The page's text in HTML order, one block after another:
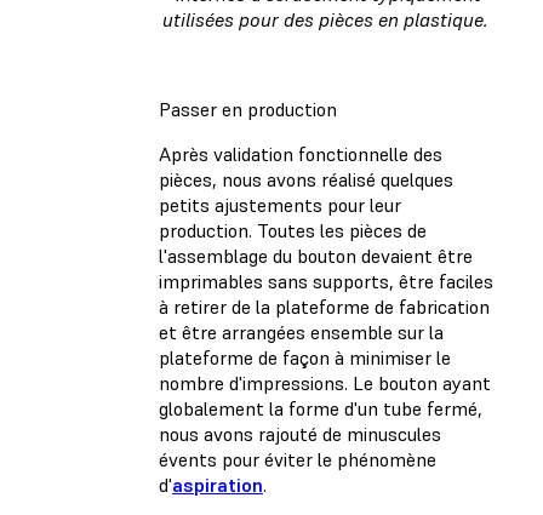
utilisées pour des pièces en plastique.
Passer en production
Après validation fonctionnelle des
pièces, nous avons réalisé quelques
petits ajustements pour leur
production. Toutes les pièces de
l'assemblage du bouton devaient être
imprimables sans supports, être faciles
à retirer de la plateforme de fabrication
et être arrangées ensemble sur la
plateforme de façon à minimiser le
nombre d'impressions. Le bouton ayant
globalement la forme d'un tube fermé,
nous avons rajouté de minuscules
évents pour éviter le phénomène
d'aspiration.